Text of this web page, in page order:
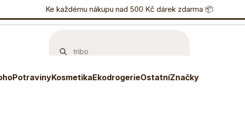
Ke každému nákupu nad 500 Kč dárek zdarma 📦
PotravinyKosmetikaEkodrogerieOstatníZnačky
Věrnostní program Eshop 733 738 836